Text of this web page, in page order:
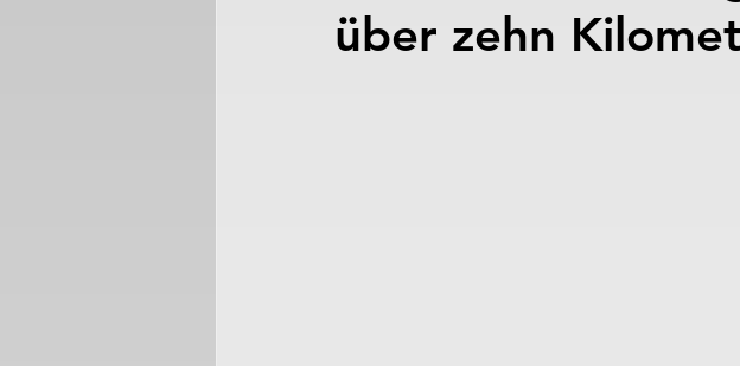
über zehn